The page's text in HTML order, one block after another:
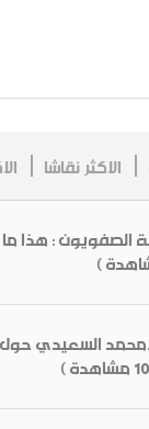
الرسول
الاكثر نقاشا
الصفويون : هذا
السعيدي